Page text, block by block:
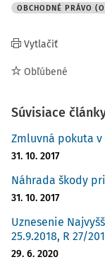
OBCHODNÉ PRÁVO
Vytlačiť
Obľúbené
Súvisiace
Zmluvná pokuta
31. 10. 2017
Náhrada škody
31. 10. 2017
Uznesenie
25.9.2018, R 27/
29. 6. 2020